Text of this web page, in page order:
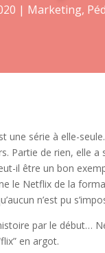
| Marketing,
une série à elle-
Partie de rien, elle
il être un bon
le Netflix de la
n’est pu
par le début…
en argot.